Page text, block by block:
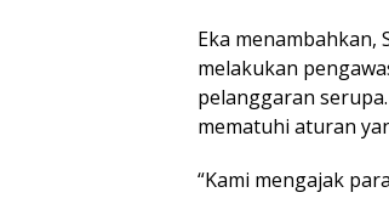
Eka menambahkan,
melakukan
pelanggaran
mematuhi aturan
“Kami mengajak